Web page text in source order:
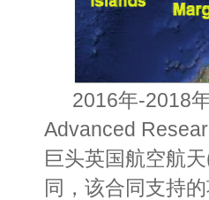
2016年-2018
Advanced
巨头英国航空航
同，该合同支持